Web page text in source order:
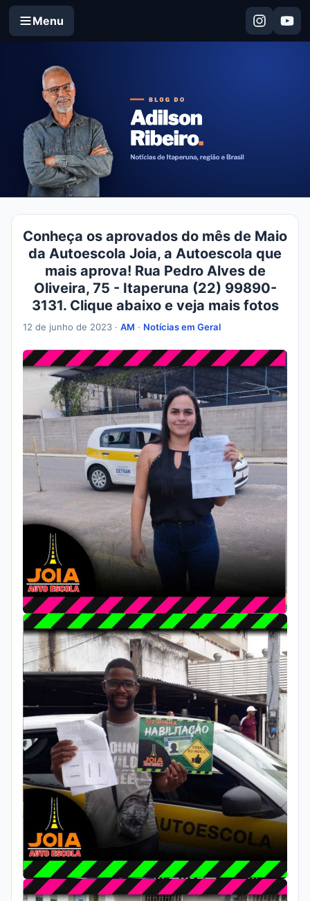
Menu
Conheça os aprovados do mês de Maio
da Autoescola Joia, a Autoescola que
mais aprova! Rua Pedro Alves de
Oliveira, 75 - Itaperuna (22) 99890-
3131. Clique abaixo e veja mais fotos
12 de junho de 2023 · AM · Notícias em Geral